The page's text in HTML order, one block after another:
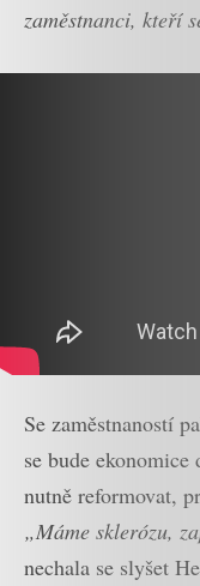
zaměstnanci, kteří
Se zaměstnaností
se bude
nutně reformovat,
„Máme sklerózu,
nechala se slyšet